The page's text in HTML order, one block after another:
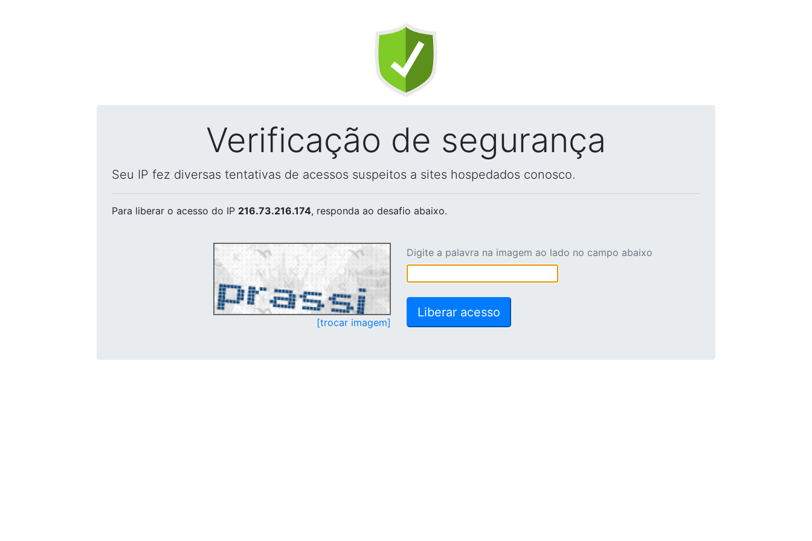
Verificação de segurança
Seu IP fez diversas tentativas de acessos suspeitos a sites hospedados conosco.
Para liberar o acesso do IP 216.73.216.174, responda ao desafio abaixo.
[trocar imagem]
Digite a palavra na imagem ao lado no campo abaixo